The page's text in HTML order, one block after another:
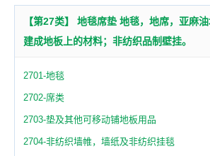
【第27类】 地毯席垫 地毯，地席，亚麻
建成地板上的材料；非纺织品制壁挂。
2701-地毯
2702-席类
2703-垫及其他可移动铺地板用品
2704-非纺织墙帷，墙纸及非纺织挂毯